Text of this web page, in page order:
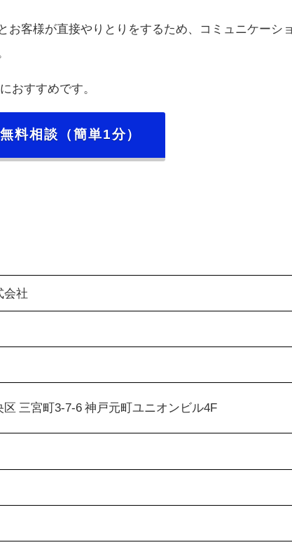
客様が直接やりとりをするため、コミュニケーシ
おすすめです。
料相談（簡単1分）
会社
三宮町3-7-6 神戸元町ユニオンビル4F